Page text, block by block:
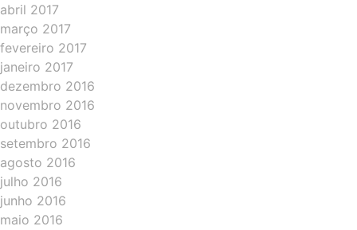
abril 2017
março 2017
fevereiro 2017
janeiro 2017
dezembro 2016
novembro 2016
outubro 2016
setembro 2016
agosto 2016
julho 2016
junho 2016
maio 2016